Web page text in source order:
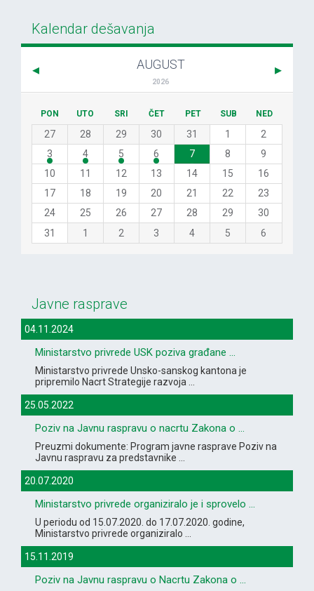
Kalendar dešavanja
AUGUST
2026
PON UTO SRI ČET PET SUB NED
27 28 29 30 31 1
2
3
4 5 6 7 8
9
10
11 12 13 14 15
16
17
18 19 20 21 22
23
24
25 26 27 28 29
30
31
1 2 3 4 5 6
Javne rasprave
04.11.2024
Ministarstvo privrede USK poziva građane ...
Ministarstvo privrede Unsko-sanskog kantona je
pripremilo Nacrt Strategije razvoja ...
25.05.2022
Poziv na Javnu raspravu o nacrtu Zakona o ...
Preuzmi dokumente: Program javne rasprave Poziv na
Javnu raspravu za predstavnike ...
20.07.2020
Ministarstvo privrede organiziralo je i sprovelo ...
U periodu od 15.07.2020. do 17.07.2020. godine,
Ministarstvo privrede organiziralo ...
15.11.2019
Poziv na Javnu raspravu o Nacrtu Zakona o ...